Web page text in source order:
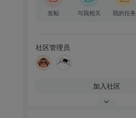
发帖 与我相关 我的任务
社区管理员
加入社区